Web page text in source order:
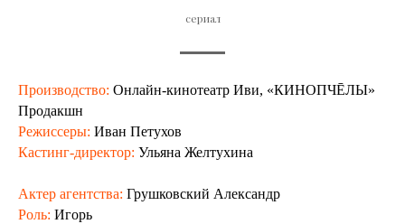
сериал
Производство: Онлайн-кинотеатр Иви, «КИНОПЧĒЛЫ»
Продакшн
Режиссеры: Иван Петухов
Кастинг-директор: Ульяна Желтухина
Актер агентства: Грушковский Александр
Роль: Игорь